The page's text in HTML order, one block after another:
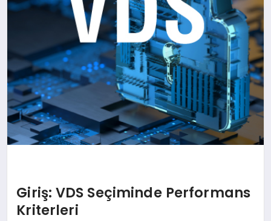
Giriş: VDS Seçiminde Performans
Kriterleri